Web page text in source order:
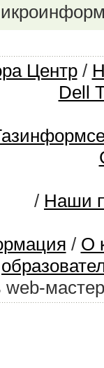
Центр/
Dell
/ Наши
/ О
web-